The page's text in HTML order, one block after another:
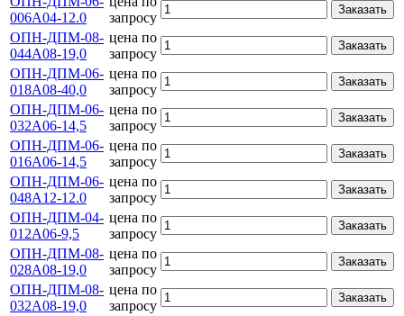
006А04-12.0
запросу
Заказать
ОПН-ДПМ-08-
044А08-19,0
цена по
запросу
Заказать
ОПН-ДПМ-06-
018А08-40,0
цена по
запросу
Заказать
ОПН-ДПМ-06-
032А06-14,5
цена по
запросу
Заказать
ОПН-ДПМ-06-
016А06-14,5
цена по
запросу
Заказать
ОПН-ДПМ-06-
048А12-12.0
цена по
запросу
Заказать
ОПН-ДПМ-04-
012А06-9,5
цена по
запросу
Заказать
ОПН-ДПМ-08-
028А08-19,0
цена по
запросу
Заказать
ОПН-ДПМ-08-
032А08-19,0
цена по
запросу
Заказать